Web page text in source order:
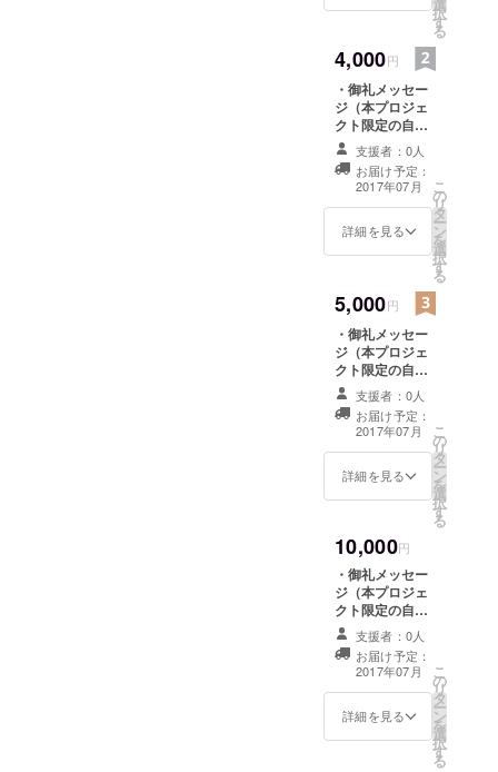
画配信サー
ビスのコン
テンツ企画
やコンサル
ティングを
中心に活動
しながら地
域創生事業
にも関わ
トたちが幅
広く活躍で
きる場を醸
成してい
る。
択
す
る
4,000円
・御礼メッセー
ジ（本プロジェ
クト限定の自筆
メッセージカー
ドをダウンロー
ドURLにてご提
供します） ・自
撮り写真１枚
（URLにてご提
す）
支援者：0人
お届け予定：
2017年07月
詳細を見る
こ
の
リ
タ
ー
ン
を
選
択
す
る
5,000円
・御礼メッセー
ジ（本プロジェ
クト限定の自筆
メッセージカー
ドをダウンロー
ドURLにてご提
供します） ・自
撮り写真１枚
（URLにてご提
す） ・チェキ
（オリジナル
チェキ3枚）
支援者：0人
お届け予定：
2017年07月
詳細を見る
こ
の
リ
タ
ー
ン
を
選
択
す
る
10,000円
・御礼メッセー
ジ（本プロジェ
クト限定の自筆
メッセージカー
ドをダウンロー
ドURLにてご提
供します） ・自
撮り写真3枚
（URLにてご提
支援者：0人
お届け予定：
2017年07月
詳細を見る
こ
の
リ
タ
ー
ン
を
選
択
す
る